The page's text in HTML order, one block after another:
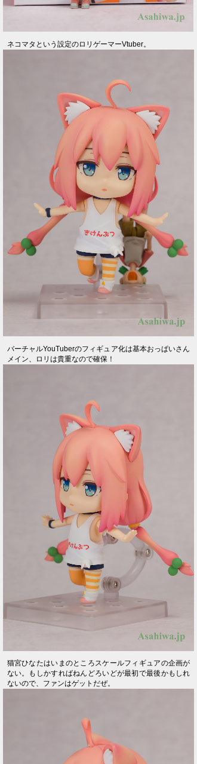
ネコマタという設定のロリゲーマーVtuber。
バーチャルYouTuberのフィギュア化は基本おっぱいさん
メイン、ロリは貴重なので確保！
猫宮ひなたはいまのところスケールフィギュアの企画が
ない。もしかすればねんどろいどが最初で最後かもしれ
ないので、ファンはゲットだぜ。